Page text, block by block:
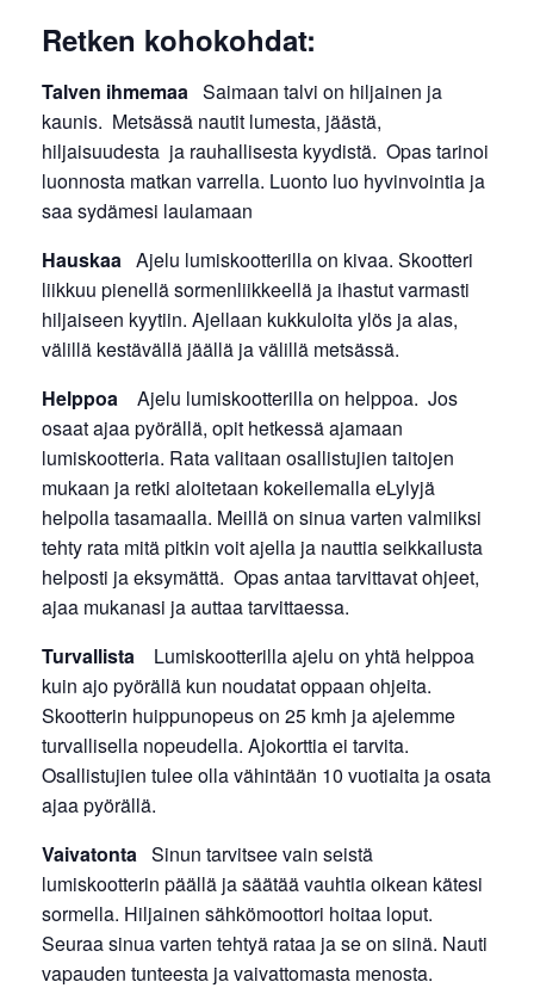
Retken kohokohdat:
Talven ihmemaa Saimaan talvi on hiljainen ja
kaunis. Metsässä nautit lumesta, jäästä,
hiljaisuudesta ja rauhallisesta kyydistä. Opas tarinoi
luonnosta matkan varrella. Luonto luo hyvinvointia ja
saa sydämesi laulamaan
Hauskaa Ajelu lumiskootterilla on kivaa. Skootteri
liikkuu pienellä sormenliikkeellä ja ihastut varmasti
hiljaiseen kyytiin. Ajellaan kukkuloita ylös ja alas,
välillä kestävällä jäällä ja välillä metsässä.
Helppoa Ajelu lumiskootterilla on helppoa. Jos
osaat ajaa pyörällä, opit hetkessä ajamaan
lumiskootteria. Rata valitaan osallistujien taitojen
mukaan ja retki aloitetaan kokeilemalla eLylyjä
helpolla tasamaalla. Meillä on sinua varten valmiiksi
tehty rata mitä pitkin voit ajella ja nauttia seikkailusta
helposti ja eksymättä. Opas antaa tarvittavat ohjeet,
ajaa mukanasi ja auttaa tarvittaessa.
Turvallista Lumiskootterilla ajelu on yhtä helppoa
kuin ajo pyörällä kun noudatat oppaan ohjeita.
Skootterin huippunopeus on 25 kmh ja ajelemme
turvallisella nopeudella. Ajokorttia ei tarvita.
Osallistujien tulee olla vähintään 10 vuotiaita ja osata
ajaa pyörällä.
Vaivatonta Sinun tarvitsee vain seistä
lumiskootterin päällä ja säätää vauhtia oikean kätesi
sormella. Hiljainen sähkömoottori hoitaa loput.
Seuraa sinua varten tehtyä rataa ja se on siinä. Nauti
vapauden tunteesta ja vaivattomasta menosta.